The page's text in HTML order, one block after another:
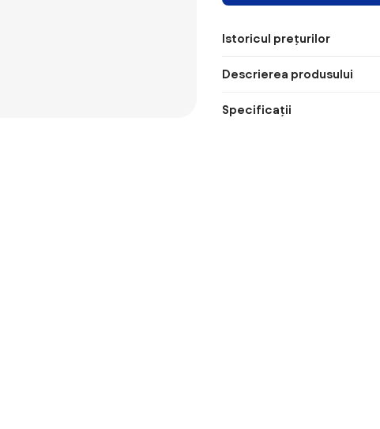
Istoricul prețurilor
Descrierea produsului
Specificații